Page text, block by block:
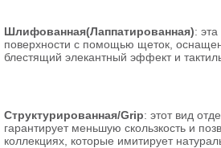
Шлифованная(Лаппатированная):
поверхности с помощью щеток,
блестящий элекантный эффект и
Структурированная/Grip: этот вид
гарантирует меньшую скользкость и
коллекциях, которые имитирует